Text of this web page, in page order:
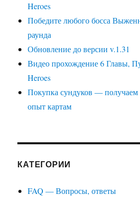
Heroes
Победите любого босса
раунда
Обновление до версии v.1.31
Видео прохождение 6 Главы,
Heroes
Покупка сундуков —
опыт картам
КАТЕГОРИИ
FAQ — Вопросы, ответы